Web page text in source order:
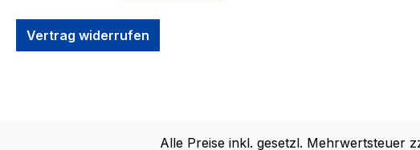
Vertrag widerrufen
Alle Preise inkl. gesetzl. Mehrwertsteuer